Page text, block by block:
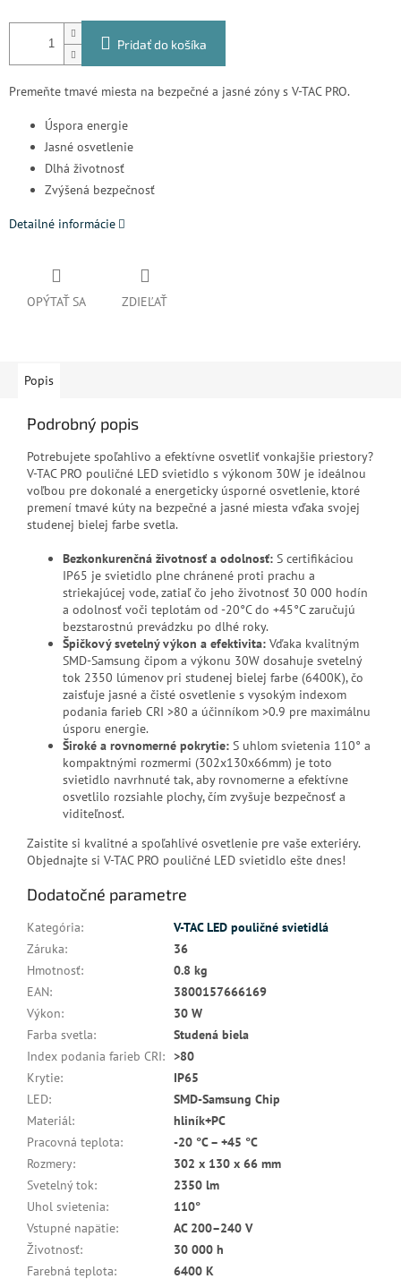
Pridať do košíka
Premeňte tmavé miesta na bezpečné a jasné zóny s V-TAC PRO.
Úspora energie
Jasné osvetlenie
Dlhá životnosť
Zvýšená bezpečnosť
Detailné informácie
OPÝTAŤ SA ZDIEĽAŤ
Popis
Podrobný popis
Potrebujete spoľahlivo a efektívne osvetliť vonkajšie priestory?
V-TAC PRO pouličné LED svietidlo s výkonom 30W je ideálnou
voľbou pre dokonalé a energeticky úsporné osvetlenie, ktoré
premení tmavé kúty na bezpečné a jasné miesta vďaka svojej
studenej bielej farbe svetla.
Bezkonkurenčná životnosť a odolnosť: S certifikáciou
IP65 je svietidlo plne chránené proti prachu a
striekajúcej vode, zatiaľ čo jeho životnosť 30 000 hodín
a odolnosť voči teplotám od -20°C do +45°C zaručujú
bezstarostnú prevádzku po dlhé roky.
Špičkový svetelný výkon a efektivita: Vďaka kvalitným
SMD-Samsung čipom a výkonu 30W dosahuje svetelný
tok 2350 lúmenov pri studenej bielej farbe (6400K), čo
zaisťuje jasné a čisté osvetlenie s vysokým indexom
podania farieb CRI >80 a účinníkom >0.9 pre maximálnu
úsporu energie.
Široké a rovnomerné pokrytie: S uhlom svietenia 110° a
kompaktnými rozmermi (302x130x66mm) je toto
svietidlo navrhnuté tak, aby rovnomerne a efektívne
osvetlilo rozsiahle plochy, čím zvyšuje bezpečnosť a
viditeľnosť.
Zaistite si kvalitné a spoľahlivé osvetlenie pre vaše exteriéry.
Objednajte si V-TAC PRO pouličné LED svietidlo ešte dnes!
Dodatočné parametre
Kategória:
V-TAC LED pouličné svietidlá
Záruka:
36
Hmotnosť:
0.8 kg
EAN:
3800157666169
Výkon:
30 W
Farba svetla:
Studená biela
Index podania farieb CRI:
>80
Krytie:
IP65
LED:
SMD-Samsung Chip
Materiál:
hliník+PC
Pracovná teplota:
-20 °C – +45 °C
Rozmery:
302 x 130 x 66 mm
Svetelný tok:
2350 lm
Uhol svietenia:
110°
Vstupné napätie:
AC 200–240 V
Životnosť:
30 000 h
Farebná teplota: 6400 K